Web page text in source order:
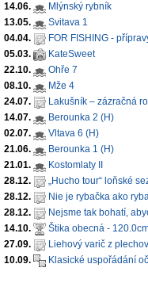
14.06.
Mlýnský rybník
13.05.
Svitava 1
04.04.
FOR FISHING -
05.03.
KateSweet
22.10.
Ohře 7
08.10.
Mže 4
24.07.
Lakušník – zázračná
14.07.
Berounka 2 (H)
02.07.
Vltava 6 (H)
21.06.
Berounka 1 (H)
21.01.
Kostomlaty II
28.12.
„Hucho tour“ loňské
28.12.
Nie je rybačka ako
28.12.
Nejsme tak bohatí,
14.10.
Štika obecná -
27.09.
Liehový varič z
10.09.
Klasické uspořádání